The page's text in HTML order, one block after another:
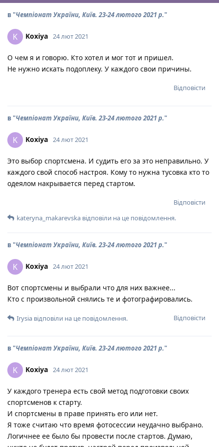
в "Чемпіонат України, Київ. 23-24 лютого 2021 р."
K Koxiya 24 лют 2021
О чем я и говорю. Кто хотел и мог тот и пришел.
Не нужно искать подоплеку. У каждого свои причины.
Відповісти
в "Чемпіонат України, Київ. 23-24 лютого 2021 р."
K Koxiya 24 лют 2021
Это выбор спортсмена. И судить его за это неправильно. У
каждого свой способ настроя. Кому то нужна тусовка кто то
одеялом накрывается перед стартом.
Відповісти
kateryna_makarevska відповіли на це повідомлення.
в "Чемпіонат України, Київ. 23-24 лютого 2021 р."
K Koxiya 24 лют 2021
Вот спортсмены и выбрали что для них важнее...
Кто с произвольной снялись те и фотографировались.
Відповісти
Irysia відповіли на це повідомлення.
в "Чемпіонат України, Київ. 23-24 лютого 2021 р."
K Koxiya 24 лют 2021
У каждого тренера есть свой метод подготовки своих
спортсменов к старту.
И спортсмены в праве принять его или нет.
Я тоже считаю что время фотосессии неудачно выбрано.
Логичнее ее было бы провести после стартов. Думаю,